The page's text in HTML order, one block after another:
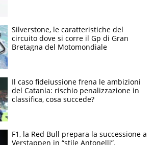
Silverstone, le caratteristiche del
circuito dove si corre il Gp di Gran
Bretagna del Motomondiale
Il caso fideiussione frena le ambizioni
del Catania: rischio penalizzazione in
classifica, cosa succede?
F1, la Red Bull prepara la successione a
Verstappen in “stile Antonelli”.